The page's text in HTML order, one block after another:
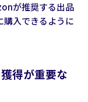
が推奨する出品
購入できるように
得が重要な